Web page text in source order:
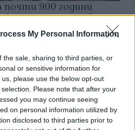
My Personal Information
the sale, sharing to third parties, or
or sensitive information for
please use the below opt-out
Please note that after your
you may continue seeing
on personal information utilized by
disclosed to third parties prior to
почти 900 години
за сладолед в